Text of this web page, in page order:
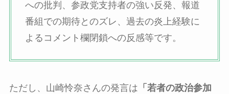
への批判、参政党支持者の強い反発、報道
番組での期待とのズレ、過去の炎上経験に
よるコメント欄閉鎖への反感等です。
ただし、山崎怜奈さんの発言は 「若者の政治参加